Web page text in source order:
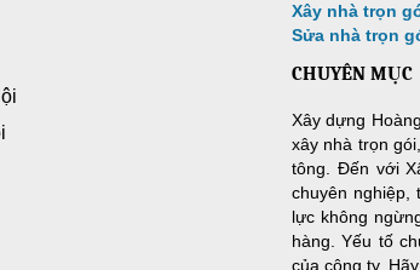
Xây nhà trọn
Sửa nhà trọn
CHUYÊN MỤC
Xây dựng
xây nhà trọn
tông. Đến với
chuyên nghiệp,
lực không
hàng. Yếu tố
của công ty.